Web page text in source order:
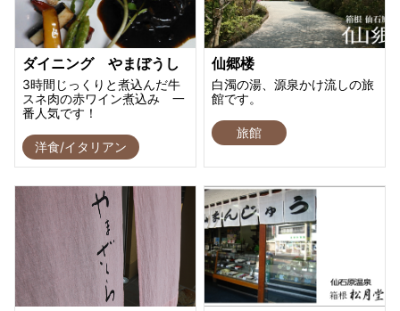
ダイニング やまぼうし
3時間じっくりと煮込んだ牛
スネ肉の赤ワイン煮込み 一
番人気です！
洋食/イタリアン
仙郷楼
白濁の湯、源泉かけ流しの旅
館です。
旅館